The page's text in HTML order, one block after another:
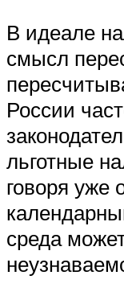
В идеале
смысл
России
льготные
говоря уже
среда